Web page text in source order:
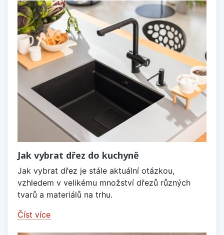
Jak vybrat dřez do kuchyně
Jak vybrat dřez je stále aktuální otázkou,
vzhledem v velikému množství dřezů různých
tvarů a materiálů na trhu.
Číst více